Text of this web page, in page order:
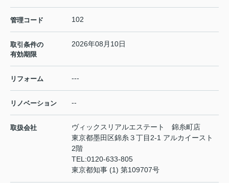
管理コード 102
取引条件の
有効期限
2026年08月10日
リフォーム ---
リノベーション --
取扱会社
ヴィックスリアルエステート 錦糸町店
東京都墨田区錦糸３丁目2-1 アルカイースト
2階
TEL:0120-633-805
東京都知事 (1) 第109707号